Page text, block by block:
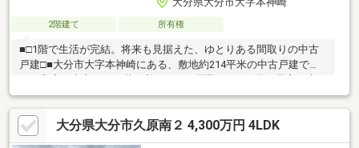
2階建て 所有権
■□1階で生活が完結。将来も見据えた、ゆとりある間取りの中古
戸建□■大分市大字本神崎にある、敷地約214平米の中古戸建で
わりがまとまっており、日々の暮らしをスムーズに支えてくれま
す。階段の上り下りを控えたい将来の暮らしも、自然とイメージ
しやすい住まいです。部屋数にゆとりがあり、ご家族構成や生活
スタイルに合わせた使い方が可能。今の暮らしにも、これからの
大分県大分市久原南２ 4,300万円 4LDK